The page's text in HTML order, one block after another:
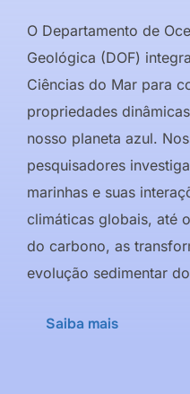
O Departamento de
Geológica (DOF)
Ciências do Mar para
propriedades
nosso planeta azul.
pesquisadores
marinhas e suas
climáticas globais, até
do carbono, as
evolução sedimentar
Saiba mais